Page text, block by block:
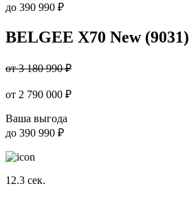
до 390 990 ₽
BELGEE X70 New (9031)
от 3 180 990 ₽
от 2 790 000 ₽
Ваша выгода
до 390 990 ₽
12.3 сек.